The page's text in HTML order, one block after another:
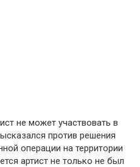
не может участвовать в
против решения
операции на территории
артист не только не был